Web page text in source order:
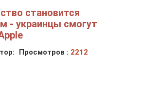
становится
- украинцы смогут
Просмотров : 2212